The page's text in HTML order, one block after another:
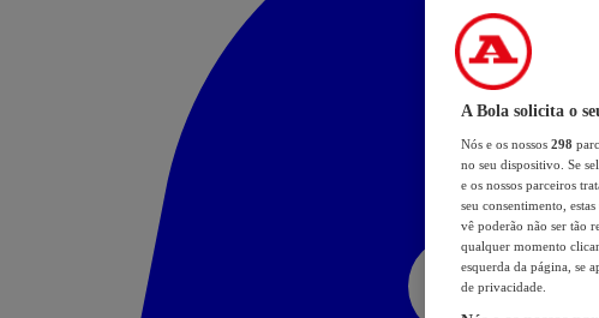
A Bola solicita o
Nós e os nossos 298
no seu dispositivo. Se
e os nossos parceiros
seu consentimento,
vê poderão não ser tão
qualquer momento
esquerda da página, se
de privacidade.